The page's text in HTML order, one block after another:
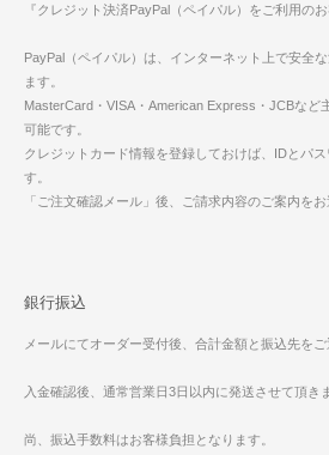
『クレジット決済PayPal（ペイパル）をご利用のお
PayPal（ペイパル）は、インターネット上で安全
ます。
MasterCard・VISA・American Express・JCBなど
可能です。
クレジットカード情報を登録しておけば、IDとパ
す。
「ご注文確認メール」後、ご請求内容のご案内をお
銀行振込
メールにてオーダー受付後、合計金額と振込先をご
入金確認後、通常営業日3日以内に発送させて頂き
尚、振込手数料はお客様負担となります。